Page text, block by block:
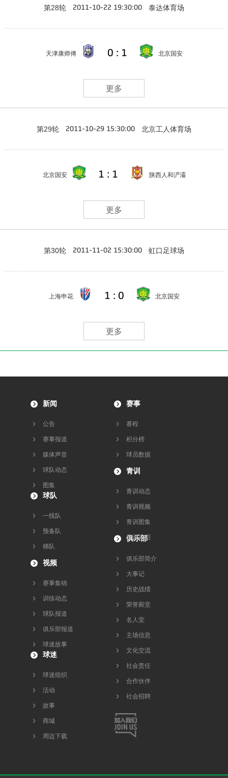
第28轮 2011-10-22 19:30:00 泰达体育场
天津康师傅 0 : 1 北京国安
更多
第29轮 2011-10-29 15:30:00 北京工人体育场
北京国安 1 : 1 陕西人和浐灞
更多
第30轮 2011-11-02 15:30:00 虹口足球场
上海申花 1 : 0 北京国安
更多
新闻
公告
赛事报道
媒体声音
球队动态
图集
赛事
赛程
积分榜
球员数据
视频
赛事集锦
训练动态
球队报道
俱乐部报道
球迷故事
俱乐部
俱乐部简介
大事记
历史战绩
荣誉殿堂
名人堂
主场信息
文化交流
社会责任
合作伙伴
社会招聘
球迷
球迷组织
活动
故事
商城
周边下载
球队
一线队
预备队
梯队
青训
青训动态
青训视频
青训图集
青训介绍